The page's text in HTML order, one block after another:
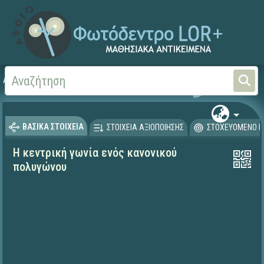
Αρχική
ΒΑΣΙΚΑ ΣΤΟΙΧΕΙΑ ΣΤΟΙΧΕΙΑ ΑΞΙΟΠΟΙΗΣΗΣ ΣΤΟΧΕΥΟΜΕΝΟ
Η κεντρική γωνία ενός κανονικού
πολυγώνου